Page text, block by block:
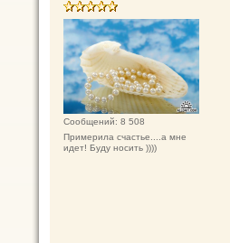
Сообщений: 8 508
Примерила счастье....а мне
идет! Буду носить ))))